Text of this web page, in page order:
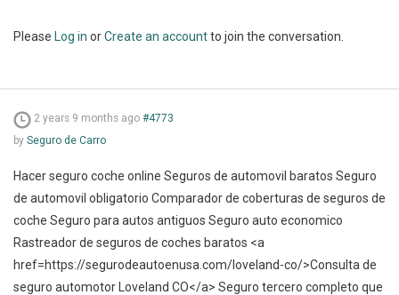
Please Log in orCreate an accountto join the conversation.
2 years 9 months ago #4773
by Seguro de Carro
Hacer seguro coche online Seguros de automovil baratos Seguro
de automovil obligatorio Comparador de coberturas de seguros de
coche Seguro para autos antiguos Seguro auto economico
Rastreador de seguros de coches baratos <a
href=https://segurodeautoenusa.com/loveland-co/>Consulta de
seguro automotor Loveland CO</a> Seguro tercero completo que